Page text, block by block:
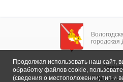
городская
Главная
Общие
Продолжая использовать наш сайт,
обработку файлов cookie,
(сведения о местоположении; тип и